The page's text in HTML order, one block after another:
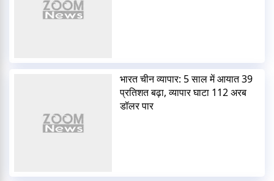
भारत चीन व्यापार: 5 साल में आयात 39
प्रतिशत बढ़ा, व्यापार घाटा 112 अरब
डॉलर पार